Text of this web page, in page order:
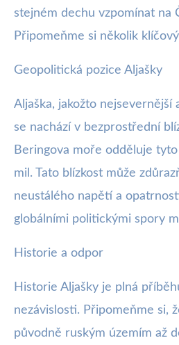
stejném dechu vzpomínat na
Připomeňme si několik
Geopolitická pozice Aljašky
Aljaška, jakožto nejsevernější
se nachází v bezprostřední
Beringova moře odděluje
mil. Tato blízkost může
neustálého napětí a
globálními politickými spory
Historie a odpor
Historie Aljašky je plná
nezávislosti. Připomeňme si,
původně ruským územím až